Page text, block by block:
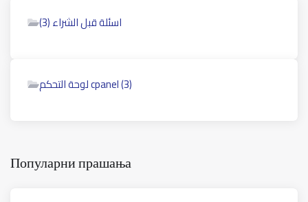
اسئلة قبل الشراء (3)
لوحة التحكم cpanel (3)
Популарни прашања